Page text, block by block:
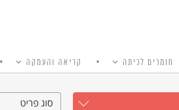
חומרים לכיתה קריאה והעמקה
סוג פריט